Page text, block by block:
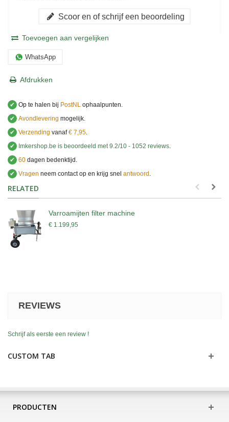
Scoor en of schrijf een beoordeling
Toevoegen aan vergelijken
WhatsApp
Afdrukken
✔ Op te halen bij PostNL ophaalpunten.
✔ Avondlevering mogelijk.
✔ Verzending vanaf€ 7,95.
✔
Imkershop.be is beoordeeld met9.2/10 - 1052 reviews.
✔ 60 dagen bedenktijd.
✔ Vragen neem contact op en krijg snel antwoord .
RELATED
Varroamijten filter machine
€ 1.199,95
REVIEWS
Schrijf als eerste een review !
CUSTOM TAB
PRODUCTEN